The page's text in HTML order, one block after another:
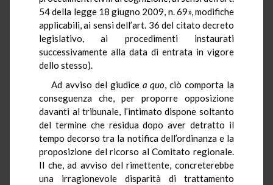
54 della legge 18 giugno 2009, n. 69», modifiche
applicabili, ai sensi dell’art. 36 del citato decreto
legislativo, ai procedimenti instaurati
successivamente alla data di entrata in vigore
dello stesso).
Ad avviso del giudice a quo, ciò comporta la
conseguenza che, per proporre opposizione
davanti al tribunale, l’intimato dispone soltanto
del termine che residua dopo aver detratto il
tempo decorso tra la notifica dell’ordinanza e la
proposizione del ricorso al Comitato regionale.
Il che, ad avviso del rimettente, concreterebbe
una irragionevole disparità di trattamento